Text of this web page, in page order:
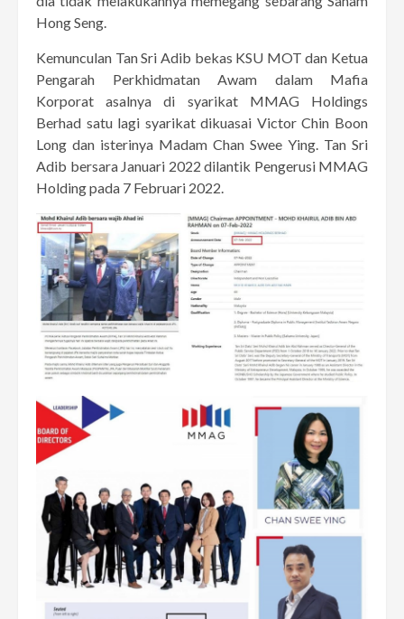
Hong Seng.
Kemunculan Tan Sri Adib bekas KSU MOT dan Ketua
Pengarah Perkhidmatan Awam dalam Mafia
Korporat asalnya di syarikat MMAG Holdings
Berhad satu lagi syarikat dikuasai Victor Chin Boon
Long dan isterinya Madam Chan Swee Ying. Tan Sri
Adib bersara Januari 2022 dilantik Pengerusi MMAG
Holding pada 7 Februari 2022.